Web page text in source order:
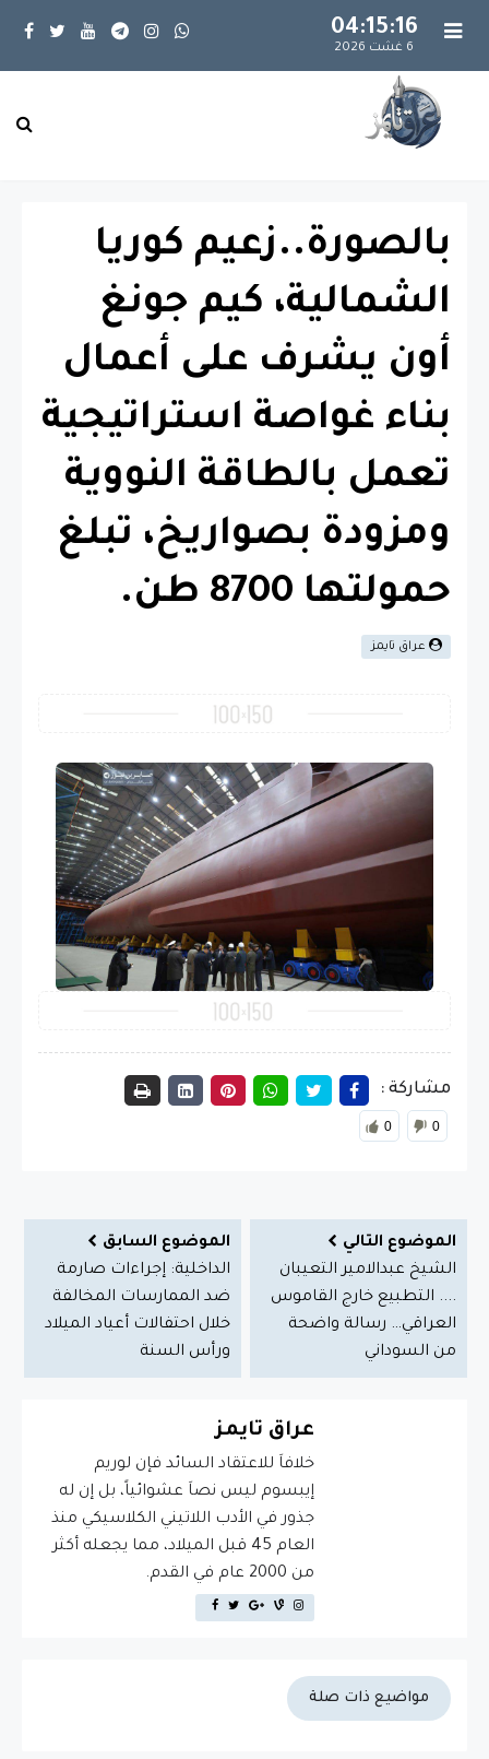
04:15:17
6 غشت 2026
بالصورة..زعيم كوريا
الشمالية، كيم جونغ
أون يشرف على أعمال
بناء غواصة استراتيجية
تعمل بالطاقة النووية
ومزودة بصواريخ، تبلغ
حمولتها 8700 طن.
عراق تايمز
مشاركة :
0 0
الموضوع التالي
الشيخ عبدالامير التعيبان
.... التطبيع خارج القاموس
العراقي… رسالة واضحة
من السوداني
الموضوع السابق
الداخلية: إجراءات صارمة
ضد الممارسات المخالفة
خلال احتفالات أعياد الميلاد
ورأس السنة
عراق تايمز
خلافاَ للاعتقاد السائد فإن لوريم
إيبسوم ليس نصاَ عشوائياً، بل إن له
جذور في الأدب اللاتيني الكلاسيكي منذ
العام 45 قبل الميلاد، مما يجعله أكثر
من 2000 عام في القدم.
مواضيع ذات صلة